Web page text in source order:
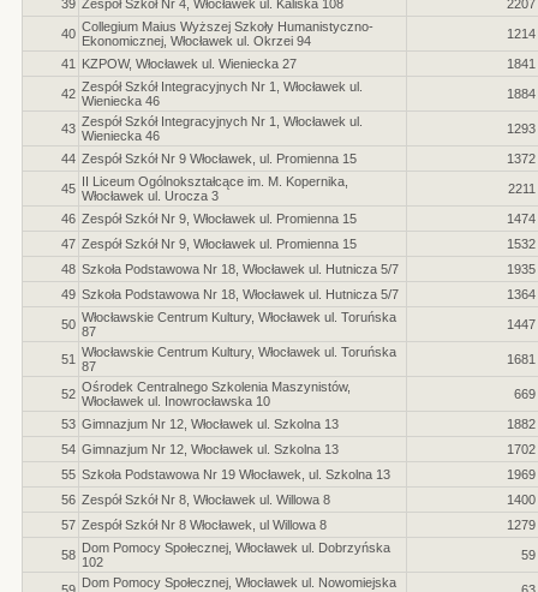
39 Zespół Szkół Nr 4, Włocławek ul. Kaliska 108 2207
40 Collegium Maius Wyższej Szkoły Humanistyczno-
Ekonomicznej, Włocławek ul. Okrzei 94
1214
41 KZPOW, Włocławek ul. Wieniecka 27 1841
42 Zespół Szkół Integracyjnych Nr 1, Włocławek ul.
Wieniecka 46
1884
43 Zespół Szkół Integracyjnych Nr 1, Włocławek ul.
Wieniecka 46
1293
44 Zespół Szkół Nr 9 Włocławek, ul. Promienna 15 1372
45 II Liceum Ogólnokształcące im. M. Kopernika,
Włocławek ul. Urocza 3
2211
46 Zespół Szkół Nr 9, Włocławek ul. Promienna 15
1474
47 Zespół Szkół Nr 9, Włocławek ul. Promienna 15
1532
48 Szkoła Podstawowa Nr 18, Włocławek ul. Hutnicza 5/7
1935
49 Szkoła Podstawowa Nr 18, Włocławek ul. Hutnicza 5/7 1364
50 Włocławskie Centrum Kultury, Włocławek ul. Toruńska
87
1447
51 Włocławskie Centrum Kultury, Włocławek ul. Toruńska
87
1681
52 Ośrodek Centralnego Szkolenia Maszynistów,
Włocławek ul. Inowrocławska 10
669
53 Gimnazjum Nr 12, Włocławek ul. Szkolna 13
1882
54 Gimnazjum Nr 12, Włocławek ul. Szkolna 13
1702
55 Szkoła Podstawowa Nr 19 Włocławek, ul. Szkolna 13
1969
56 Zespół Szkół Nr 8, Włocławek ul. Willowa 8
1400
57 Zespół Szkół Nr 8 Włocławek, ul Willowa 8 1279
58 Dom Pomocy Społecznej, Włocławek ul. Dobrzyńska
102
59
Dom Pomocy Społecznej, Włocławek ul. Nowomiejska